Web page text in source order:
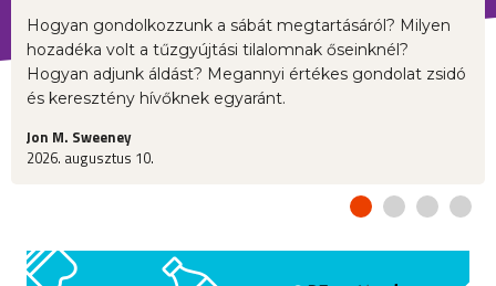
Hogyan gondolkozzunk a sábát megtartásáról? Milyen
hozadéka volt a tűzgyújtási tilalomnak őseinknél?
Hogyan adjunk áldást? Megannyi értékes gondolat zsidó
és keresztény hívőknek egyaránt.
Jon M. Sweeney
2026. augusztus 10.